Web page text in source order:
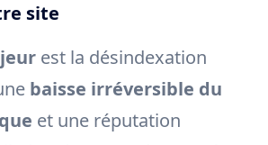
site
est la désindexation
baisse irréversible du
et une réputation